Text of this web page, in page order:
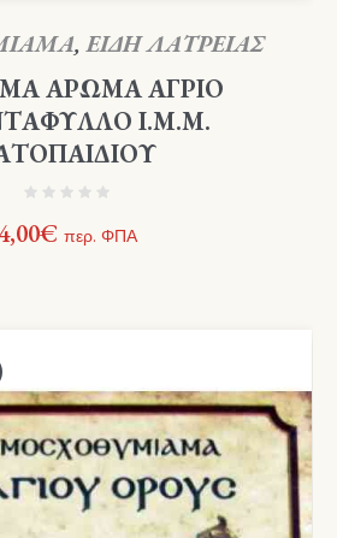
,ΕΙΔΗ ΛΑΤΡΕΙΑΣ
ΑΡΩΜΑ ΑΓΡΙΟ
Ι.Μ.Μ.
€ περ. ΦΠΑ